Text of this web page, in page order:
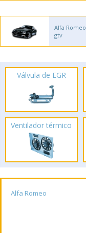
Alfa Romeo
gtv
Válvula de EGR
Ventilador térmico
Alfa Romeo